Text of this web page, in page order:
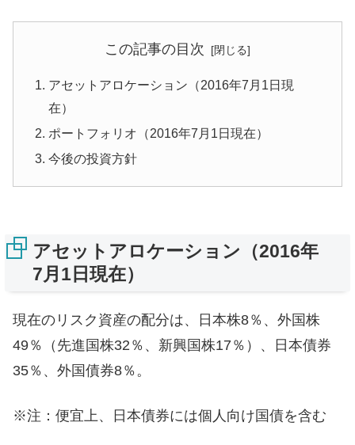
この記事の目次
アセットアロケーション（2016年7月1日現
在）
ポートフォリオ（2016年7月1日現在）
今後の投資方針
アセットアロケーション（2016年
7月1日現在）
現在のリスク資産の配分は、日本株8％、外国株
49％（先進国株32％、新興国株17％）、日本債券
35％、外国債券8％。
※注：便宜上、日本債券には個人向け国債を含む